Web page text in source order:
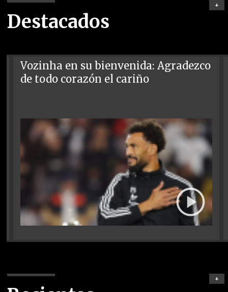
Destacados
+
Vozinha en su bienvenida: Agradezco
de todo corazón el cariño
+